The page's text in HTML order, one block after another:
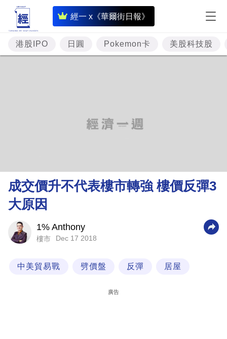
經一 x《華爾街日報》
即
時
財
經
理
財
科
港股IPO 日圓 Pokemon卡 美股科技股
成交價升不代表樓市轉強 樓價反彈3
大原因
1% Anthony
樓市 Dec 17 2018
中美貿易戰 劈價盤 反彈 居屋
廣告